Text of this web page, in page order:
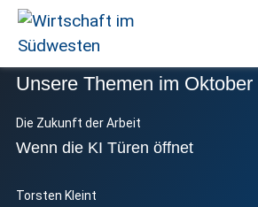
Wirtschaft
Südwesten
Unsere Themen im Oktober
Die Zukunft der Arbeit
Wenn die KI Türen öffnet
Torsten Kleint